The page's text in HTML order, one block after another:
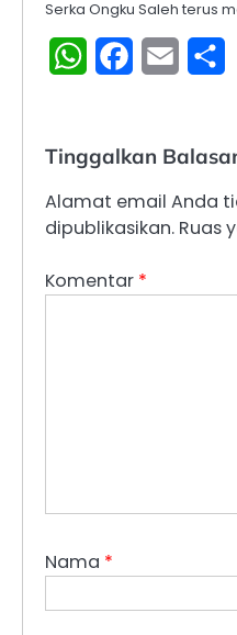
Serka Ongku Saleh terus
WhatsAppFacebook
Email
Tinggalkan
Alamat email Anda
dipublikasikan. Ruas
Komentar *
Nama *